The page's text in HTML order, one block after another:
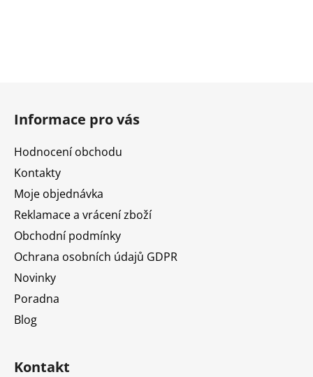
Informace pro vás
Hodnocení obchodu
Kontakty
Moje objednávka
Reklamace a vrácení zboží
Obchodní podmínky
Ochrana osobních údajů GDPR
Novinky
Poradna
Blog
Kontakt